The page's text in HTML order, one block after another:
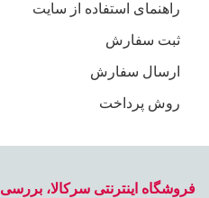
راهنمای استفاده از سایت
ثبت سفارش
ارسال سفارش
روش پرداخت
فروشگاه اینترنتی سرکالا،